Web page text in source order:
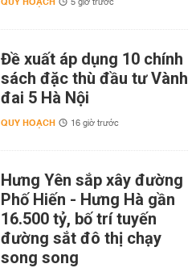
Đề xuất áp dụng 10 chính
sách đặc thù đầu tư Vành
đai 5 Hà Nội
QUY HOẠCH 16 giờ trước
Hưng Yên sắp xây đường
Phố Hiến - Hưng Hà gần
16.500 tỷ, bố trí tuyến
đường sắt đô thị chạy
song song